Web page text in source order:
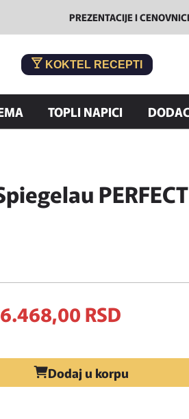
PREZENTACIJE I CENOVNICI
KOKTEL RECEPTI
TOPLI NAPICI
6.468,00 RSD
Dodaj u korpu